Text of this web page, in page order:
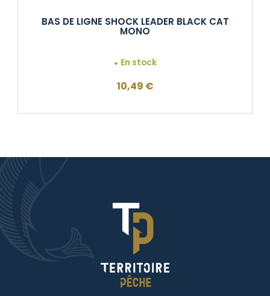
BAS DE LIGNE SHOCK LEADER BLACK CAT
MONO
En stock
10,49 €